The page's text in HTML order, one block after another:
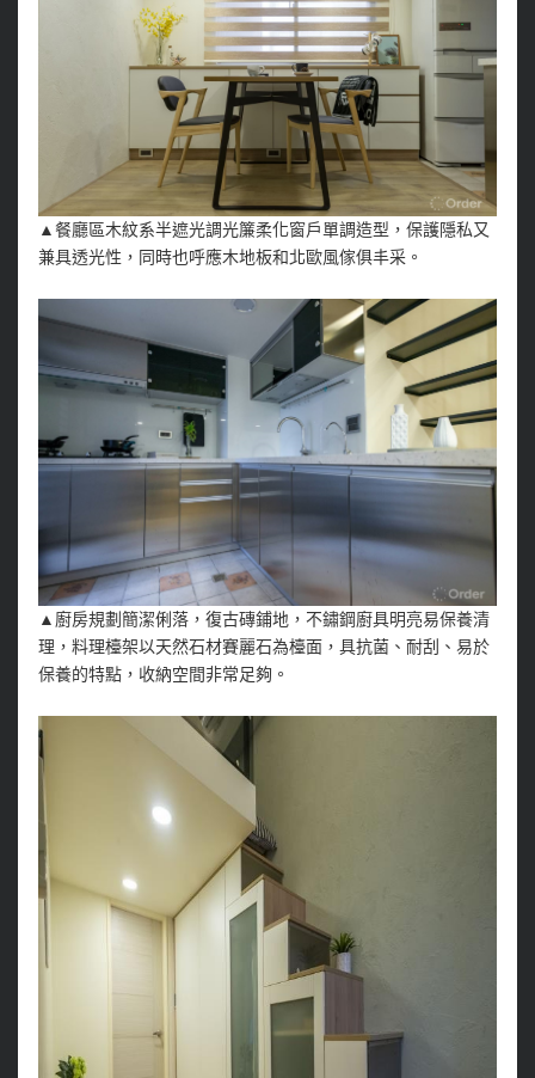
▲餐廳區木紋系半遮光調光簾柔化窗戶單調造型，保護隱私又
兼具透光性，同時也呼應木地板和北歐風傢俱丰采。
▲廚房規劃簡潔俐落，復古磚鋪地，不鏽鋼廚具明亮易保養清
理，料理檯架以天然石材賽麗石為檯面，具抗菌、耐刮、易於
保養的特點，收納空間非常足夠。